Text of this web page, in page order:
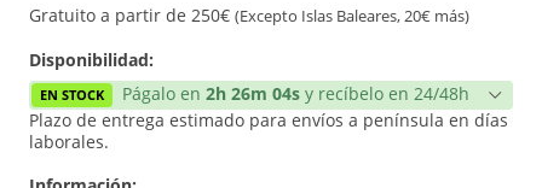
Gratuito a partir de 250€ (Excepto Islas Baleares, 20€ más)
Disponibilidad:
EN STOCK Págalo en 2h 26m 04s y recíbelo en 24/48h
Plazo de entrega estimado para envíos a península en días
laborales.